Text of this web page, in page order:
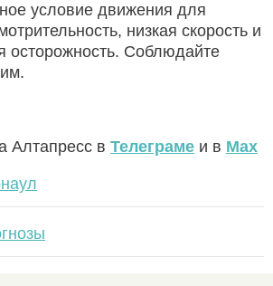
условие движения для
низкая скорость и
осторожность. Соблюдайте
Алтапресс в Телеграме и в Max